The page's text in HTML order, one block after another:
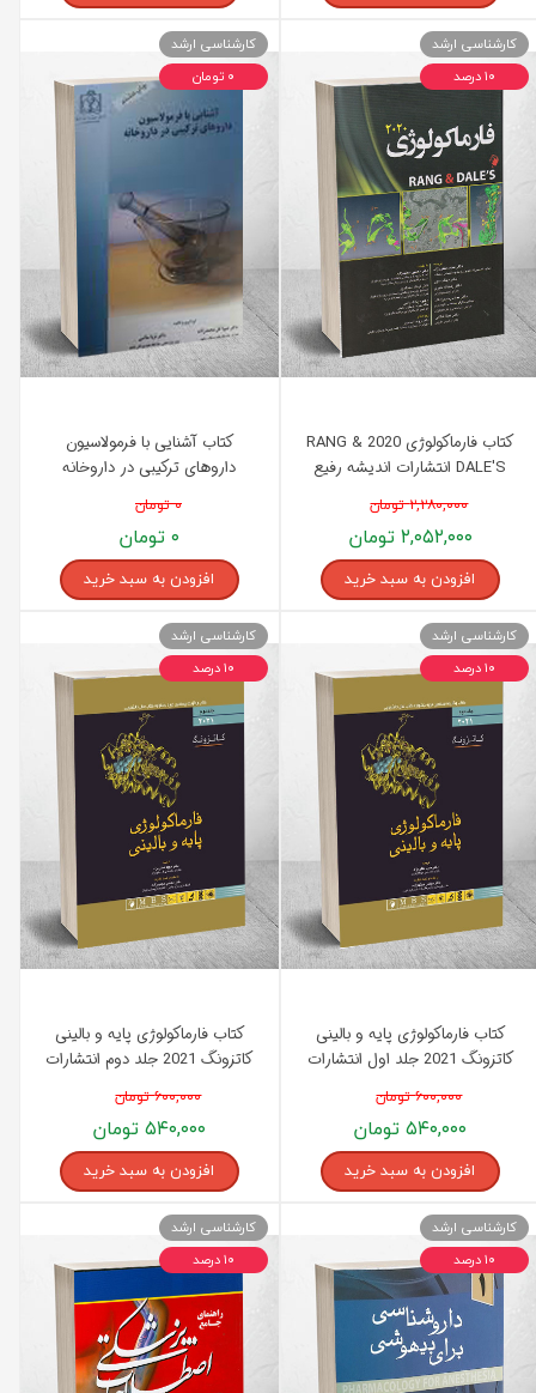
کتاب فارماکولوژی 2020 RANG &
DALE'S انتشارات اندیشه رفیع
۲,۲۸۰,۰۰۰ تومان
۲,۰۵۲,۰۰۰ تومان
افزودن به سبد خرید
کارشناسی ارشد
۱۰ درصد
کتاب آشنایی با فرمولاسیون
داروهای ترکیبی در داروخانه
۰ تومان
۰ تومان
افزودن به سبد خرید
کارشناسی ارشد
۰ تومان
کتاب فارماکولوژی پایه و بالینی
کاتزونگ 2021 جلد اول انتشارات
۶۰۰,۰۰۰ تومان
۵۴۰,۰۰۰ تومان
افزودن به سبد خرید
کارشناسی ارشد
۱۰ درصد
کتاب فارماکولوژی پایه و بالینی
کاتزونگ 2021 جلد دوم انتشارات
۶۰۰,۰۰۰ تومان
۵۴۰,۰۰۰ تومان
افزودن به سبد خرید
کارشناسی ارشد
۱۰ درصد
کارشناسی ارشد
۱۰ درصد
کارشناسی ارشد
۱۰ درصد